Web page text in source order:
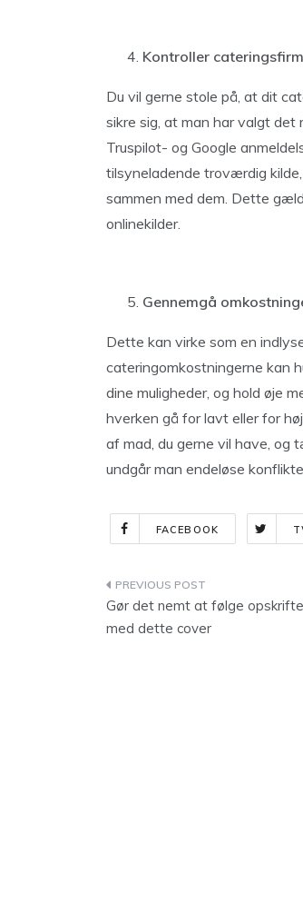
Kontroller
Du vil gerne stole på, at dit
sikre sig, at man har valgt det
Truspilot- og Google
tilsyneladende troværdig
sammen med dem. Dette
onlinekilder.
Gennemgå
Dette kan virke som en
cateringomkostningerne kan
dine muligheder, og hold øje
hverken gå for lavt eller for
af ​​mad, du gerne vil have,
undgår man endeløse
FACEBOOK
Indlægsnavigation
Gør det nemt at følge
med dette cover